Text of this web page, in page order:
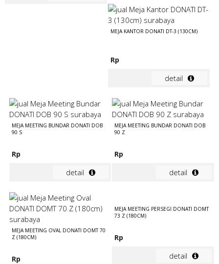
MEJA KANTOR DONATI DT-3 (130CM)
Rp
detail
MEJA MEETING BUNDAR DONATI DOB
90 S
Rp
detail
MEJA MEETING BUNDAR DONATI DOB
90 Z
Rp
detail
MEJA MEETING OVAL DONATI DOMT 70
Z (180CM)
Rp
MEJA MEETING PERSEGI DONATI DOMT
73 Z (180CM)
Rp
detail